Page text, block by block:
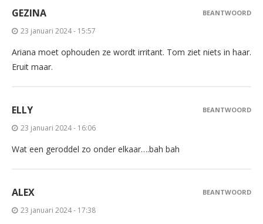
GEZINA
23 januari 2024 - 15:57
Ariana moet ophouden ze wordt irritant. Tom ziet niets in haar.
Eruit maar.
BEANTWOORD
ELLY
23 januari 2024 - 16:06
Wat een geroddel zo onder elkaar….bah bah
BEANTWOORD
ALEX
23 januari 2024 - 17:38
BEANTWOORD